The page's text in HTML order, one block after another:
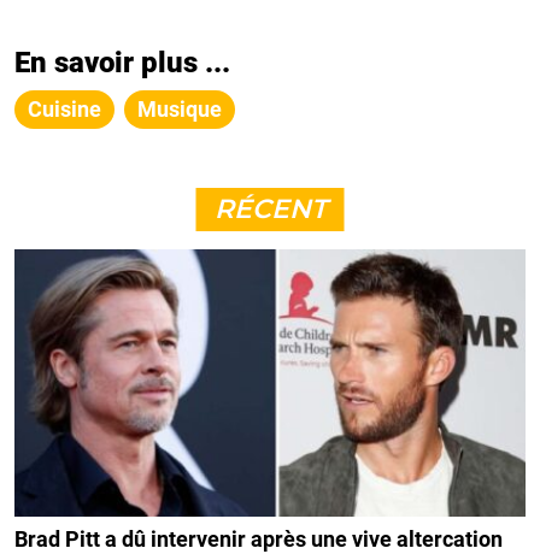
En savoir plus ...
Cuisine Musique
RÉCENT
Brad Pitt a dû intervenir après une vive altercation